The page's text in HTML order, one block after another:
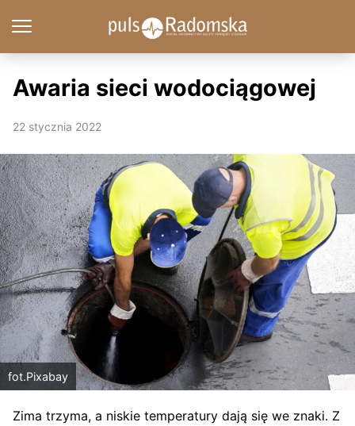
Awaria sieci wodociągowej
22 stycznia 2022
fot.Pixabay
Zima trzyma, a niskie temperatury dają się we znaki. Z